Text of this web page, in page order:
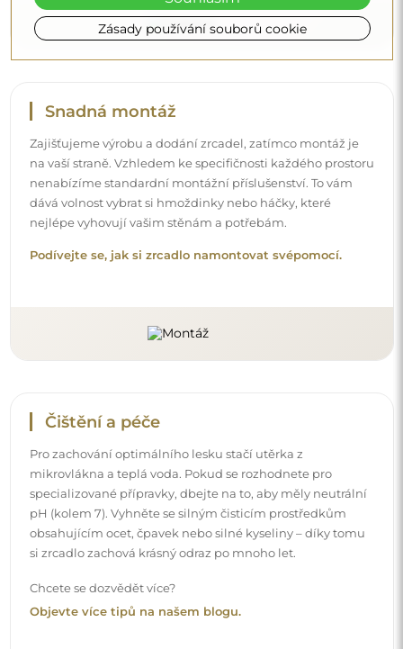
Snadná montáž
Zajišťujeme výrobu a dodání zrcadel, zatímco montáž je
na vaší straně. Vzhledem ke specifičnosti každého prostoru
nenabízíme standardní montážní příslušenství. To vám
dává volnost vybrat si hmoždinky nebo háčky, které
nejlépe vyhovují vašim stěnám a potřebám.
Podívejte se, jak si zrcadlo namontovat svépomocí.
Čištění a péče
Pro zachování optimálního lesku stačí utěrka z
mikrovlákna a teplá voda. Pokud se rozhodnete pro
specializované přípravky, dbejte na to, aby měly neutrální
pH (kolem 7). Vyhněte se silným čisticím prostředkům
obsahujícím ocet, čpavek nebo silné kyseliny – díky tomu
si zrcadlo zachová krásný odraz po mnoho let.
Chcete se dozvědět více?
Objevte více tipů na našem blogu.
Zásady používání souborů cookie